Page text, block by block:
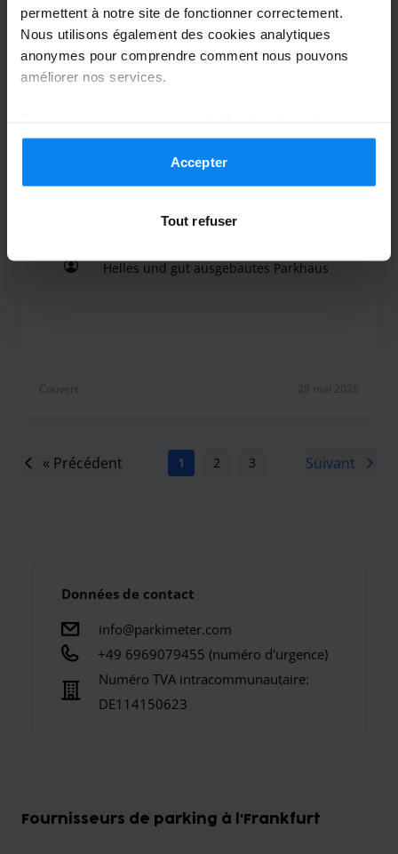
permettent à notre site de fonctionner correctement.
Nous utilisons également des cookies analytiques
anonymes pour comprendre comment nous pouvons
améliorer nos services.
conformément aux règles en vigueur dans votre pays,
mais vous pouvez modifier vos paramètres à tout
moment. Pour plus de détails, consultez notrePolitique
Accepter
Tout refuser
Alles bestens! Gerne wieder!
Anonym
Garé du 18/05/2026 au 25/05/2026
Helles und gut ausgebautes Parkhaus
Couvert 28 mai 2026
« Précédent 1 2 3 5
Suivant
Données de contact
info@parkimeter.com
+49 6969079455 (numéro d'urgence)
Numéro TVA intracommunautaire:
DE114150623
Fournisseurs de parking à l'Frankfurt